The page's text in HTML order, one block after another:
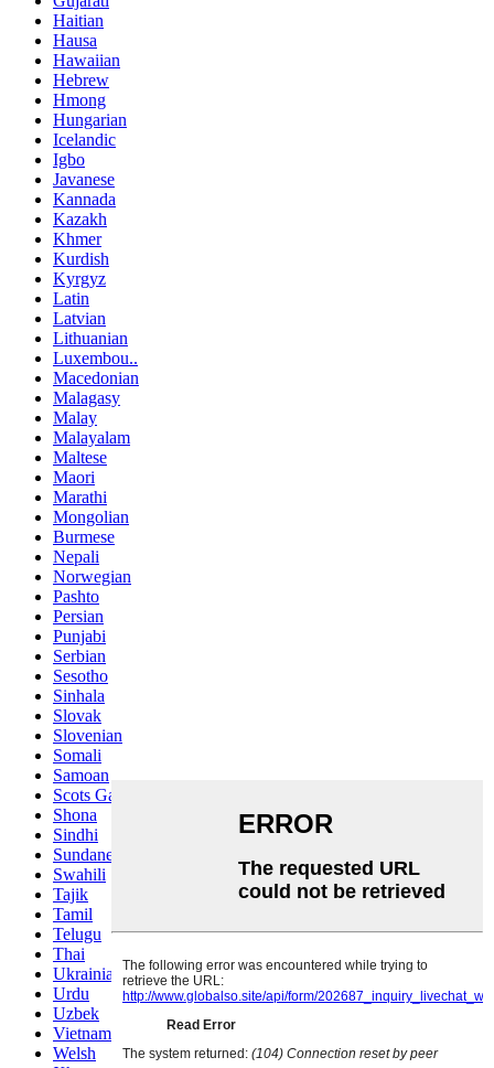
Haitian
Hausa
Hawaiian
Hebrew
Hmong
Hungarian
Icelandic
Igbo
Javanese
Kannada
Kazakh
Khmer
Kurdish
Kyrgyz
Latin
Latvian
Lithuanian
Luxembou..
Macedonian
Malagasy
Malay
Malayalam
Maltese
Maori
Marathi
Mongolian
Burmese
Nepali
Norwegian
Pashto
Persian
Punjabi
Serbian
Sesotho
Sinhala
Slovak
Slovenian
Somali
Samoan
Scots Gaelic
Shona
Sindhi
Sundanese
Swahili
Tajik
Tamil
Telugu
Thai
Ukrainian
Urdu
Uzbek
Vietnamese
Welsh